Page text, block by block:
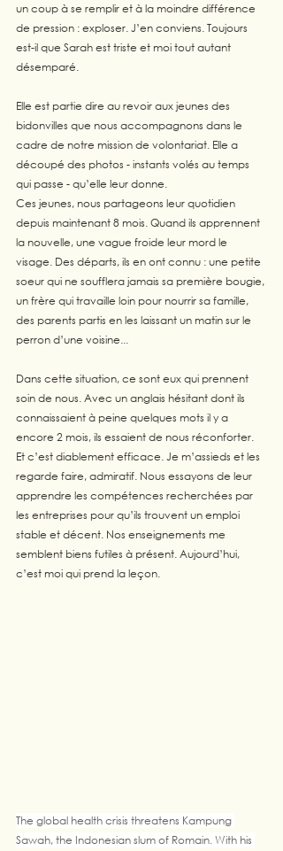
un coup à se remplir et à la moindre différence
de pression : exploser. J’en conviens. Toujours
est-il que Sarah est triste et moi tout autant
désemparé.
Elle est partie dire au revoir aux jeunes des
bidonvilles que nous accompagnons dans le
cadre de notre mission de volontariat. Elle a
découpé des photos - instants volés au temps
qui passe - qu’elle leur donne.
Ces jeunes, nous partageons leur quotidien
depuis maintenant 8 mois. Quand ils apprennent
la nouvelle, une vague froide leur mord le
visage. Des départs, ils en ont connu : une petite
soeur qui ne soufflera jamais sa première bougie,
un frère qui travaille loin pour nourrir sa famille,
des parents partis en les laissant un matin sur le
perron d’une voisine...
Dans cette situation, ce sont eux qui prennent
soin de nous. Avec un anglais hésitant dont ils
connaissaient à peine quelques mots il y a
encore 2 mois, ils essaient de nous réconforter.
Et c’est diablement efficace. Je m’assieds et les
regarde faire, admiratif. Nous essayons de leur
apprendre les compétences recherchées par
les entreprises pour qu’ils trouvent un emploi
stable et décent. Nos enseignements me
semblent biens futiles à présent. Aujourd’hui,
c’est moi qui prend la leçon.
The global health crisis threatens Kampung
Sawah, the Indonesian slum of Romain. With his